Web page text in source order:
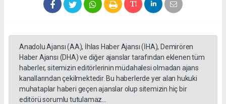
Anadolu Ajansı (AA), İhlas Haber Ajansı (İHA), Demirören
Haber Ajansı (DHA) ve diğer ajanslar tarafından eklenen tüm
haberler, sitemizin editörlerinin müdahalesi olmadan ajans
kanallarından çekilmektedir. Bu haberlerde yer alan hukuki
muhataplar haberi geçen ajanslar olup sitemizin hiç bir
editörü sorumlu tutulamaz...